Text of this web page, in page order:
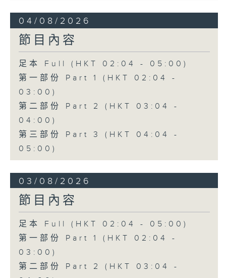
04/08/2026
節目內容
足本 Full (HKT 02:04 - 05:00)
第一部份 Part 1 (HKT 02:04 -
03:00)
第二部份 Part 2 (HKT 03:04 -
04:00)
第三部份 Part 3 (HKT 04:04 -
05:00)
03/08/2026
節目內容
足本 Full (HKT 02:04 - 05:00)
第一部份 Part 1 (HKT 02:04 -
03:00)
第二部份 Part 2 (HKT 03:04 -